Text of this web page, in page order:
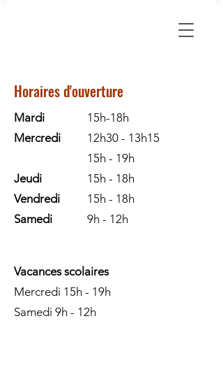
Horaires d'ouverture
Mardi
Mercredi
Jeudi
Vendredi
Samedi
15h-18h
12h30 - 13h15
15h - 19h
15h - 18h
15h - 18h
9h - 12h
Vacances scolaires
Mercredi 15h - 19h
Samedi 9h - 12h